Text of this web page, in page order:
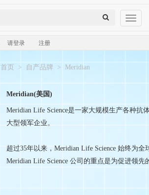
请登录 注册
Toggle
首页 > 自产品牌 > Meridian
Meridian(美国)
Meridian Life Science是一家大规模生产各种
大型领军企业。
超过35年以来，Meridian Life Science 始终为
Meridian Life Science 公司的重点是为促进领